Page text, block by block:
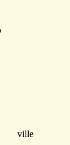
ville